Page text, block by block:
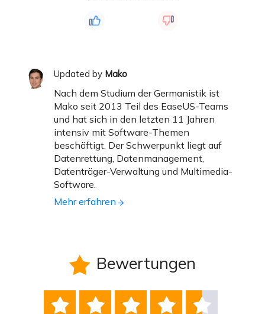
Updated by Mako
Nach dem Studium der Germanistik ist
Mako seit 2013 Teil des EaseUS-Teams
und hat sich in den letzten 11 Jahren
intensiv mit Software-Themen
beschäftigt. Der Schwerpunkt liegt auf
Datenrettung, Datenmanagement,
Datenträger-Verwaltung und Multimedia-
Software.
Mehr erfahren
 Bewertungen
    